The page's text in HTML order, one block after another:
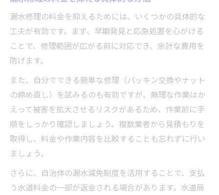
漏水修理の料金を抑えるためには、いくつかの具体的な
工夫が有効です。まず、早期発見と応急処置を心がける
ことで、修理範囲が広がる前に対応でき、余計な費用を
防げます。
また、自分でできる簡単な修理（パッキン交換やナット
の締め直し）を試みるのも有効ですが、無理な作業はか
えって被害を拡大させるリスクがあるため、作業前に手
順をしっかり確認しましょう。複数業者から見積もりを
取得し、料金や作業内容を比較することも忘れずに行い
ましょう。
さらに、自治体の漏水減免制度を活用することで、支払
う水道料金の一部が返金される場合があります。水道局